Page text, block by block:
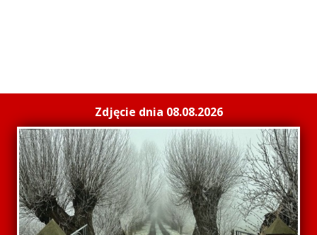
Zdjęcie dnia 08.08.2026